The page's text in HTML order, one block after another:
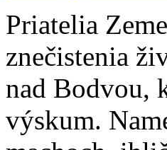
Priatelia
znečistenia
nad Bodvou,
výskum.